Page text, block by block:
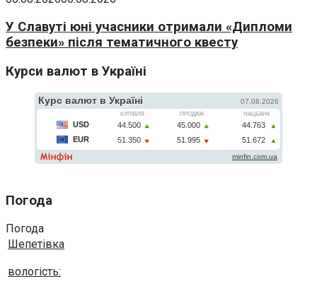
У Славуті юні учасники отримали «Дипломи
безпеки» після тематичного квесту
Курси валют в Україні
Погода
Погода
Шепетівка
вологість: